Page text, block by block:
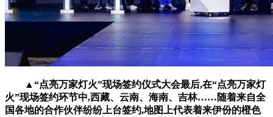
▲“点亮万家灯火”现场签约仪式大会最后,在“点亮万家灯
火”现场签约环节中,西藏、云南、海南、吉林……随着来自全
国各地的合作伙伴纷纷上台签约,地图上代表着来伊份的橙色